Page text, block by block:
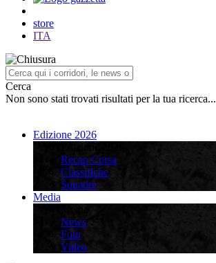
store
ITA
Cerca
Non sono stati trovati risultati per la tua ricerca...
Edizione 2026
Recap Corsa
Classifiche
Squadre
Media
News
Foto
Video